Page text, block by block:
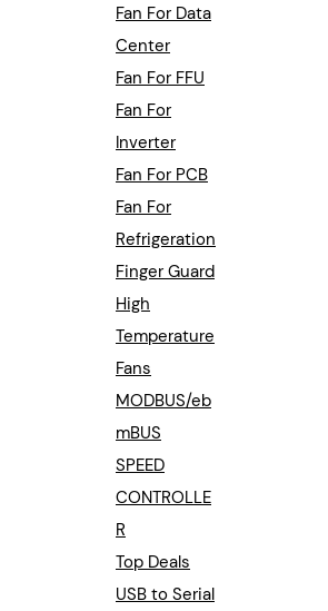
Fan For Data
Center
Fan For FFU
Fan For
Inverter
Fan For PCB
Fan For
Refrigeration
Finger Guard
High
Temperature
Fans
MODBUS/eb
mBUS
SPEED
CONTROLLE
R
Top Deals
USB to Serial